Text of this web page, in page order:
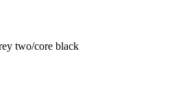
two/core black